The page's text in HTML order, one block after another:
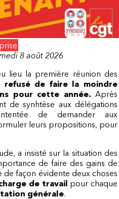
8 août 2026
lieu la première réunion des
refusé de faire la moindre
pour cette année. Après
de synhtèse aux délégations
de demander aux
leurs propositions, pour
a insisté sur la situation des
de faire des gains de
façon évidente deux choses
de travail pour chaque
générale.